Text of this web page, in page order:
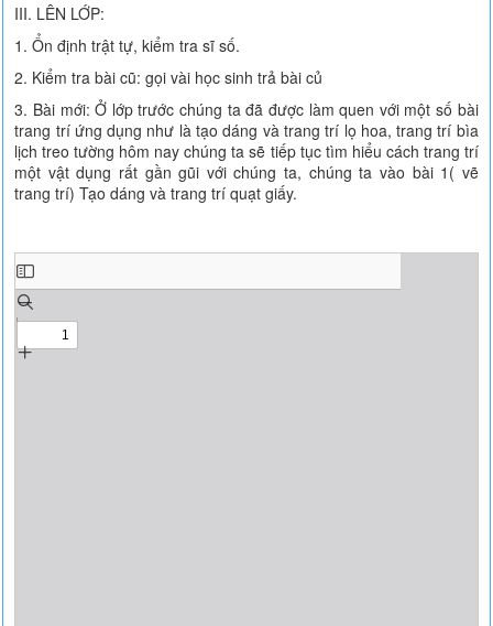
III. LÊN LỚP:
1. Ổn định trật tự, kiểm tra sĩ số.
2. Kiểm tra bài cũ: gọi vài học sinh trả bài củ
3. Bài mới: Ở lớp trước chúng ta đã được làm quen với một số bài
trang trí ứng dụng như là tạo dáng và trang trí lọ hoa, trang trí bìa
lịch treo tường hôm nay chúng ta sẽ tiếp tục tìm hiểu cách trang trí
một vật dụng rất gần gũi với chúng ta, chúng ta vào bài 1( vẽ
trang trí) Tạo dáng và trang trí quạt giấy.